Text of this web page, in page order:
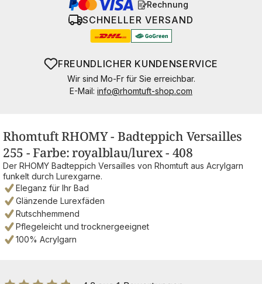
Rechnung
SCHNELLER VERSAND
FREUNDLICHER KUNDENSERVICE
Wir sind Mo-Fr für Sie erreichbar.
E-Mail: info@rhomtuft-shop.com
Rhomtuft RHOMY - Badteppich Versailles
255 - Farbe: royalblau/lurex - 408
Der RHOMY Badteppich Versailles von Rhomtuft aus Acrylgarn
funkelt durch Lurexgarne.
Eleganz für Ihr Bad
Glänzende Lurexfäden
Rutschhemmend
Pflegeleicht und trocknergeeignet
100% Acrylgarn